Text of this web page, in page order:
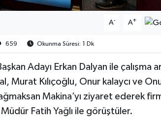
A- A+
659 Okunma Süresi: 1 Dk
Adayı Erkan Dalyan ile çalışma
Murat Kılıçoğlu, Onur kalaycı ve
Makina’yı ziyaret ederek
Fatih Yağlı ile görüştüler.